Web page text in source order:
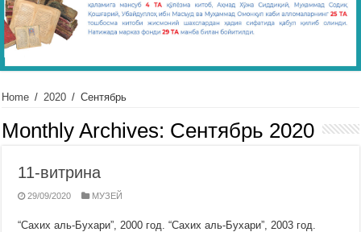
Home / 2020 / Сентябрь
Monthly Archives: Сентябрь 2020
11-витрина
29/09/2020 МУЗЕЙ
“Сахих аль-Бухари”, 2000 год. “Сахих аль-Бухари”, 2003 год.